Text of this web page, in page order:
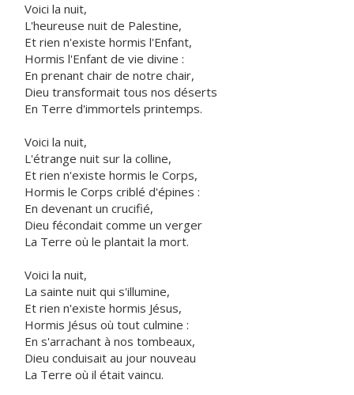
Voici la nuit,
L'heureuse nuit de Palestine,
Et rien n'existe hormis l'Enfant,
Hormis l'Enfant de vie divine :
En prenant chair de notre chair,
Dieu transformait tous nos déserts
En Terre d'immortels printemps.
Voici la nuit,
L'étrange nuit sur la colline,
Et rien n'existe hormis le Corps,
Hormis le Corps criblé d'épines :
En devenant un crucifié,
Dieu fécondait comme un verger
La Terre où le plantait la mort.
Voici la nuit,
La sainte nuit qui s'illumine,
Et rien n'existe hormis Jésus,
Hormis Jésus où tout culmine :
En s'arrachant à nos tombeaux,
Dieu conduisait au jour nouveau
La Terre où il était vaincu.